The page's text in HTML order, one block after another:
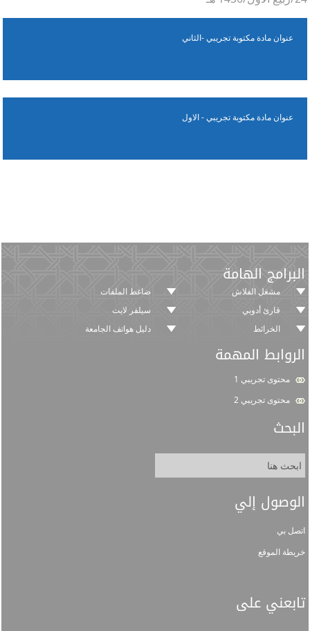
عنوان مادة مكتوبة تجريبي -الثاني
عنوان مادة مكتوبة تجريبي - الاول
البرامج الهامة
مشغل الفلاش
ضاغط الملفات
قارئ أدوبي
سيلفر لايت
الخرائط
دليل هواتف الجامعة
الروابط المهمة
محتوى تجريبي 1
محتوى تجريبي 2
البحث
الوصول إلي
اتصل بي
خريطة الموقع
تابعني على